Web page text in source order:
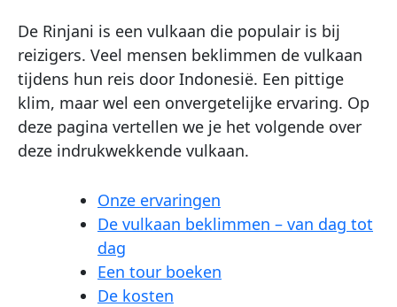
De Rinjani is een vulkaan die populair is bij
reizigers. Veel mensen beklimmen de vulkaan
tijdens hun reis door Indonesië. Een pittige
klim, maar wel een onvergetelijke ervaring. Op
deze pagina vertellen we je het volgende over
deze indrukwekkende vulkaan.
Onze ervaringen
De vulkaan beklimmen – van dag tot
dag
Een tour boeken
De kosten